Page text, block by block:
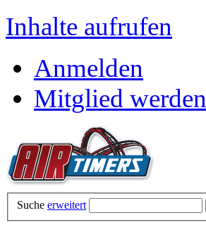
Inhalte aufrufen
Anmelden
Mitglied werden
Suche erweitert